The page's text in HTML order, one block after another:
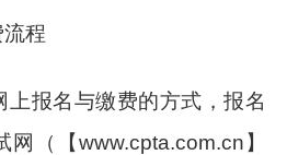
程
报名与缴费的方式，报名
网（【www.cpta.com.cn】